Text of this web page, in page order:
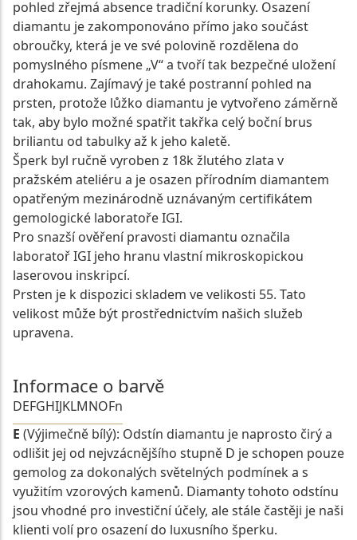
pohled zřejmá absence tradiční korunky. Osazení
diamantu je zakomponováno přímo jako součást
obroučky, která je ve své polovině rozdělena do
pomyslného písmene „V“ a tvoří tak bezpečné uložení
drahokamu. Zajímavý je také postranní pohled na
prsten, protože lůžko diamantu je vytvořeno záměrně
tak, aby bylo možné spatřit takřka celý boční brus
briliantu od tabulky až k jeho kaletě.
Šperk byl ručně vyroben z 18k žlutého zlata v
pražském ateliéru a je osazen přírodním diamantem
opatřeným mezinárodně uznávaným certifikátem
gemologické laboratoře IGI.
Pro snazší ověření pravosti diamantu označila
laboratoř IGI jeho hranu vlastní mikroskopickou
laserovou inskripcí.
Prsten je k dispozici skladem ve velikosti 55. Tato
velikost může být prostřednictvím našich služeb
upravena.
Informace o barvě
DEFGHIJKLMNOFn
E (Výjimečně bílý): Odstín diamantu je naprosto čirý a
odlišit jej od nejvzácnějšího stupně D je schopen pouze
gemolog za dokonalých světelných podmínek a s
využitím vzorových kamenů. Diamanty tohoto odstínu
jsou vhodné pro investiční účely, ale stále častěji je naši
klienti volí pro osazení do luxusního šperku.